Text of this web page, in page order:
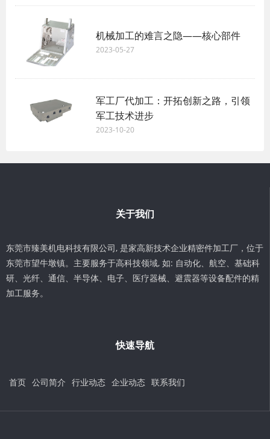
机械加工的难言之隐——核心部件
2023-05-27
军工厂代加工：开拓创新之路，引领
军工技术进步
2023-10-20
关于我们
东莞市臻美机电科技有限公司, 是家高新技术企业精密件加工厂，位于
东莞市望牛墩镇。主要服务于高科技领域, 如: 自动化、航空、基础科
研、光纤、通信、半导体、电子、医疗器械、避震器等设备配件的精
加工服务。
快速导航
首页 公司简介 行业动态 企业动态 联系我们